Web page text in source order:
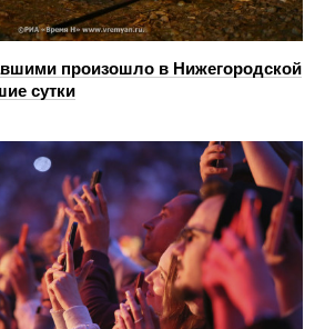
произошло в Нижегородской
сутки